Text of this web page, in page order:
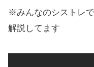
※みんなのシストレ
解説してます